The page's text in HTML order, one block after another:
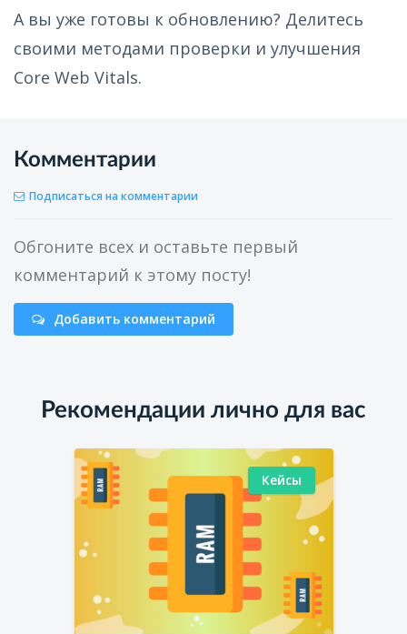
А вы уже готовы к обновлению? Делитесь
своими методами проверки и улучшения
Core Web Vitals.
Комментарии
Подписаться на комментарии
Обгоните всех и оставьте первый
комментарий к этому посту!
Добавить комментарий
Рекомендации лично для вас
Кейсы